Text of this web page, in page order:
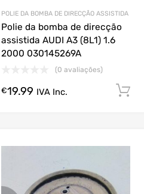
Agora!
POLIE DA BOMBA DE DIRECÇÃO ASSISTIDA
Polie da bomba de direcção
assistida AUDI A3 (8L1) 1.6
2000 030145269A
(0 avaliações)
€19.99 IVA Inc.